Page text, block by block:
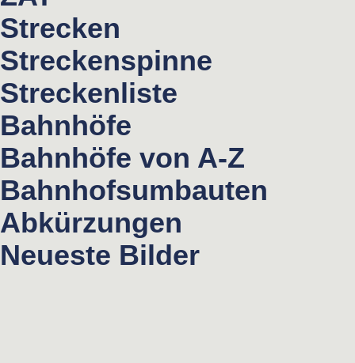
Strecken
Streckenspinne
Streckenliste
Bahnhöfe
Bahnhöfe von A-Z
Bahnhofsumbauten
Abkürzungen
Neueste Bilder